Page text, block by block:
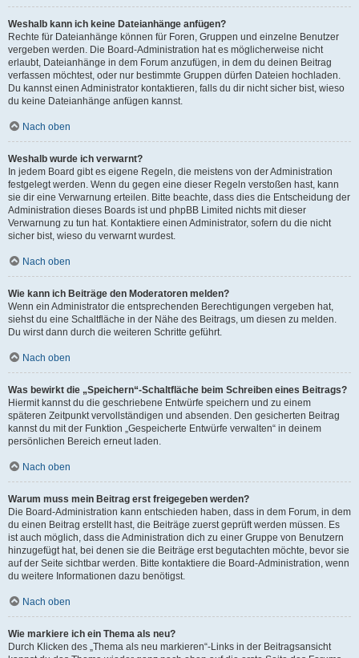
Weshalb kann ich keine Dateianhänge anfügen?
Rechte für Dateianhänge können für Foren, Gruppen und einzelne Benutzer
vergeben werden. Die Board-Administration hat es möglicherweise nicht
erlaubt, Dateianhänge in dem Forum anzufügen, in dem du deinen Beitrag
verfassen möchtest, oder nur bestimmte Gruppen dürfen Dateien hochladen.
Du kannst einen Administrator kontaktieren, falls du dir nicht sicher bist, wieso
du keine Dateianhänge anfügen kannst.
Nach oben
Weshalb wurde ich verwarnt?
In jedem Board gibt es eigene Regeln, die meistens von der Administration
festgelegt werden. Wenn du gegen eine dieser Regeln verstoßen hast, kann
sie dir eine Verwarnung erteilen. Bitte beachte, dass dies die Entscheidung der
Administration dieses Boards ist und phpBB Limited nichts mit dieser
Verwarnung zu tun hat. Kontaktiere einen Administrator, sofern du die nicht
sicher bist, wieso du verwarnt wurdest.
Nach oben
Wie kann ich Beiträge den Moderatoren melden?
Wenn ein Administrator die entsprechenden Berechtigungen vergeben hat,
siehst du eine Schaltfläche in der Nähe des Beitrags, um diesen zu melden.
Du wirst dann durch die weiteren Schritte geführt.
Nach oben
Was bewirkt die „Speichern“-Schaltfläche beim Schreiben eines Beitrags?
Hiermit kannst du die geschriebene Entwürfe speichern und zu einem
späteren Zeitpunkt vervollständigen und absenden. Den gesicherten Beitrag
kannst du mit der Funktion „Gespeicherte Entwürfe verwalten“ in deinem
persönlichen Bereich erneut laden.
Nach oben
Warum muss mein Beitrag erst freigegeben werden?
Die Board-Administration kann entschieden haben, dass in dem Forum, in dem
du einen Beitrag erstellt hast, die Beiträge zuerst geprüft werden müssen. Es
ist auch möglich, dass die Administration dich zu einer Gruppe von Benutzern
hinzugefügt hat, bei denen sie die Beiträge erst begutachten möchte, bevor sie
auf der Seite sichtbar werden. Bitte kontaktiere die Board-Administration, wenn
du weitere Informationen dazu benötigst.
Nach oben
Wie markiere ich ein Thema als neu?
Durch Klicken des „Thema als neu markieren“-Links in der Beitragsansicht